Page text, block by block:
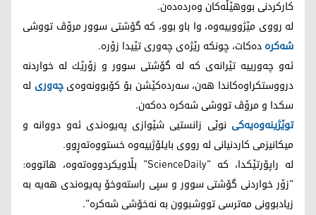
كاركردنی بووهێڵه‌كان وه‌رده‌ده‌ن.
له‌ رووی مێژووییه‌وه‌، وا باو بوو، كه‌ گۆشتی سوور مرۆڤ تووشی
شه‌كره‌ده‌كات، چونكه‌ رێژه‌ی چه‌وری تێیدا زۆره‌.
ئه‌و چه‌ورییه‌ تێرانه‌ی كه‌ له‌ گۆشتی سوور و زۆرێك له‌ خواردنه‌
درووستكراوه‌كاندا هه‌ن، سه‌رده‌كێشن بۆ كۆبوونه‌وه‌یچه‌وری له‌
سكدا و مرۆڤ تووشی شه‌كره‌ ده‌كه‌ن.
توێژینه‌وه‌یه‌كی نوێی زانستیی شێوازی په‌یوه‌ندی ئه‌و دووانه‌ و
میكانیزمی كاردنیانی له‌ رووی بایلۆژییه‌وه‌ خستووه‌ته‌ڕوو.
له‌ راپۆرتێكدا، كه‌ "ScienceDaily" بڵاویكردووه‌ته‌وه‌، هاتووه‌:
"زۆر خواردنی گۆشتی سوور و سپی راسته‌وخۆ په‌یوه‌ندی هه‌یه‌ به‌
زیادبوونی مه‌ترسی تووشبوون به‌ نه‌خۆشی شه‌كره‌".